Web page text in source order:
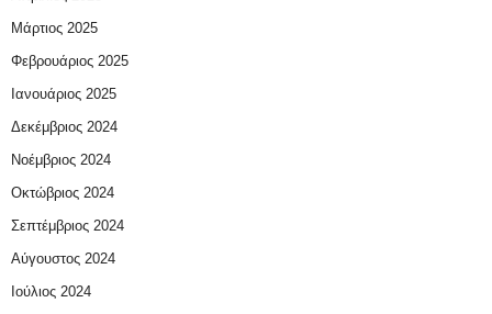
Μάρτιος 2025
Φεβρουάριος 2025
Ιανουάριος 2025
Δεκέμβριος 2024
Νοέμβριος 2024
Οκτώβριος 2024
Σεπτέμβριος 2024
Αύγουστος 2024
Ιούλιος 2024